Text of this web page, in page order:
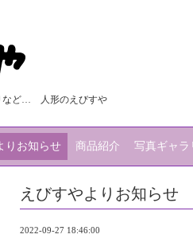
など… 人形のえびすや
りお知らせ 商品紹介 写真ギャラ
えびすやよりお知らせ
2022-09-27 18:46:00